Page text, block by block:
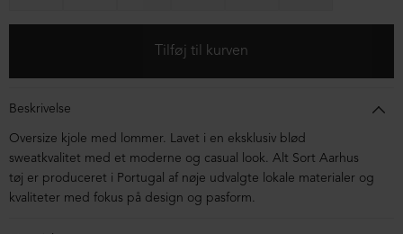
Beskrivelse
Oversize kjole med lommer. Lavet i en eksklusiv blød
sweatkvalitet med et moderne og casual look. Alt Sort Aarhus
tøj er produceret i Portugal af nøje udvalgte lokale materialer og
kvaliteter med fokus på design og pasform.